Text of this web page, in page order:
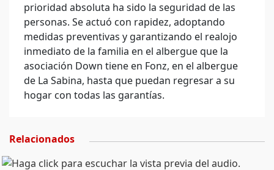
prioridad absoluta ha sido la seguridad de las
personas. Se actuó con rapidez, adoptando
medidas preventivas y garantizando el realojo
inmediato de la familia en el albergue que la
asociación Down tiene en Fonz, en el albergue
de La Sabina, hasta que puedan regresar a su
hogar con todas las garantías.
Relacionados